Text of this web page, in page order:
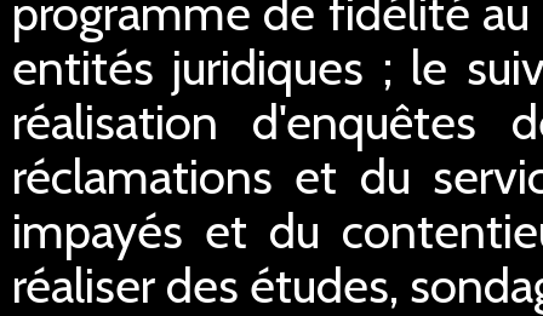
programme de fidélité
entités juridiques ; le
réalisation d'enquêtes
réclamations et du
impayés et du
réaliser des études,